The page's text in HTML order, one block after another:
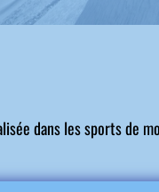
dans les sports de